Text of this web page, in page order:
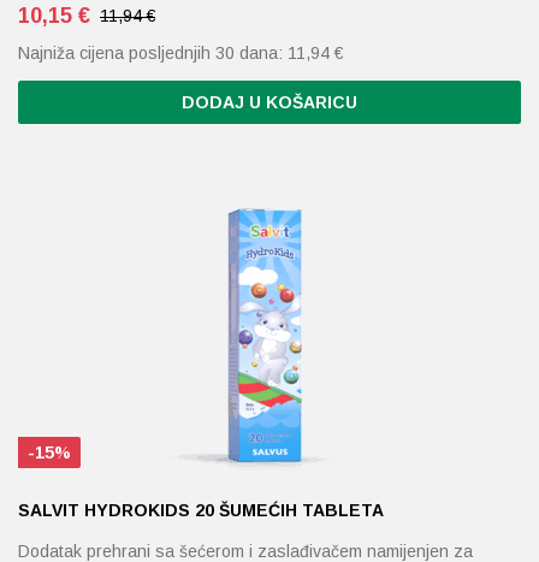
10,15 € 11,94 €
Najniža cijena posljednjih 30 dana: 11,94 €
DODAJ U KOŠARICU
-15%
SALVIT HYDROKIDS 20 ŠUMEĆIH TABLETA
Dodatak prehrani sa šećerom i zaslađivačem namijenjen za